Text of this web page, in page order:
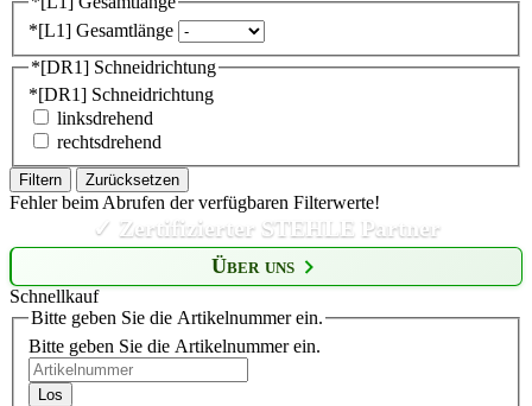
*[L1] Gesamtlänge
*[DR1] Schneidrichtung
*[DR1] Schneidrichtung
linksdrehend
rechtsdrehend
Filtern Zurücksetzen
Fehler beim Abrufen der verfügbaren Filterwerte!
✓ Zertifizierter STEHLE Partner
Über uns
Schnellkauf
Bitte geben Sie die Artikelnummer ein.
Bitte geben Sie die Artikelnummer ein.
Los